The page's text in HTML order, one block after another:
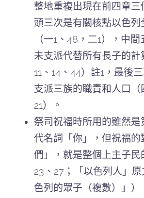
整地重複出現在前四章三
頭三次是有關核點以色列
（一1、48，二1），中
未支派代替所有長子的計
11、14、44）註1，最後
支派三族的職責和人口（
21）。
祭司祝福時所用的雖然是
代名詞「你」，但祝福的
們」，就是整個上主子民
23、27；「以色列人」
色列的眾子（複數）」）